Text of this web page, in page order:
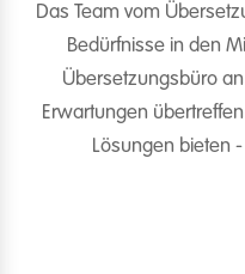
Das Team vom
Bedürfnisse in den
Übersetzungsbüro
Erwartungen
Lösungen bieten